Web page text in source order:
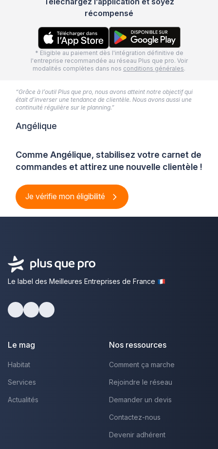
récompensé
* Eligible au paiement dès l'intégration définitive de
l'entreprise recommandée au réseau Plus que pro. Voir
modalités complètes dans nos conditions générales.
Comme Angélique, stabilisez votre carnet de
commandes et attirez une nouvelle clientèle !
Je vérifie mon éligibilité
“Grâce à l’outil Plus que pro, nous avons atteint notre objectif qui
était d’inverser une tendance de clientèle. Nous avons aussi une
continuité régulière sur le planning.”
Angélique
Le label des Meilleures Entreprises de France
Le mag
Habitat
Services
Actualités
Nos ressources
Comment ça marche
Rejoindre le réseau
Demander un devis
Contactez-nous
Devenir adhérent